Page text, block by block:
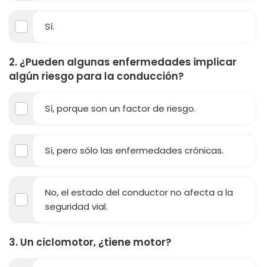
Sí.
2. ¿Pueden algunas enfermedades implicar
algún riesgo para la conducción?
Sí, porque son un factor de riesgo.
Sí, pero sólo las enfermedades crónicas.
No, el estado del conductor no afecta a la
seguridad vial.
3. Un ciclomotor, ¿tiene motor?